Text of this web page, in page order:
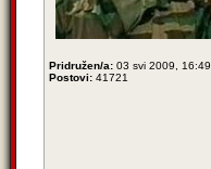
Pridružen/a: 03 svi 2009, 16:49
Postovi: 41721